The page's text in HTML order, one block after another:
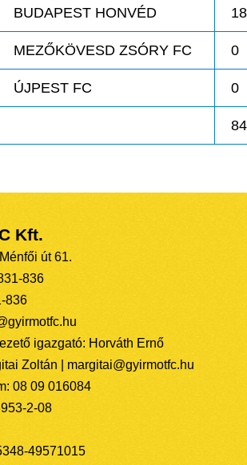
BUDAPEST HONVÉD 18
MEZŐKÖVESD ZSÓRY FC 0
ÚJPEST FC 0
Kft.
út 61.
836
836
igazgató: Horváth Ernő
Zoltán | margitai@gyirmotfc.hu
08 09 016084
2-08
49571015